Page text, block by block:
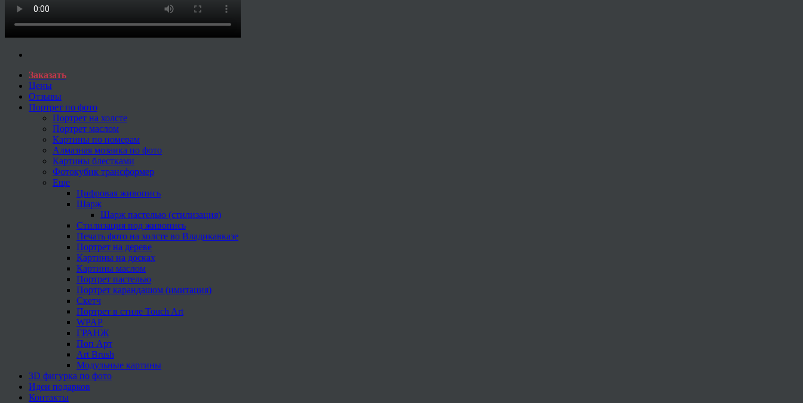
Заказать
Цены
Отзывы
Портрет по фото
Портрет на холсте
Портрет маслом
Картины по номерам
Алмазная мозаика по фото
Картины блестками
Фотокубик трансформер
Еще
Цифровая живопись
Шарж
Шарж пастелью (стилизация)
Стилизация под живопись
Печать фото на холсте во Владикавказе
Портрет на дереве
Картины на досках
Картины маслом
Портрет пастелью
Портрет карандашом (имитация)
Скетч
Портрет в стиле Touch Art
WPAP
ГРАНЖ
Поп Арт
Art Brush
Модульные картины
3D фигурка по фото
Идеи подарков
Контакты